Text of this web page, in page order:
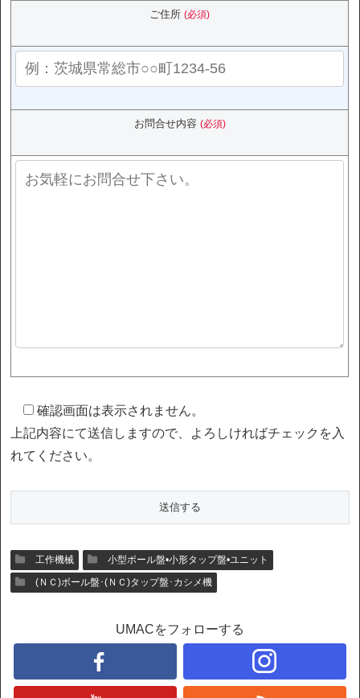
ご住所(必須)
お問合せ内容 (必須)
確認画面は表示されません。
上記内容にて送信しますので、よろしければチェックを入
れてください。
工作機械
小型ボール盤•小形タップ盤•ユニット
(ＮＣ)ボール盤･(ＮＣ)タップ盤･カシメ機
UMACをフォローする